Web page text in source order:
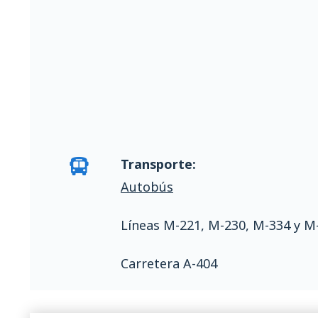
Transporte:
Autobús
Líneas M-221, M-230, M-334 y
Carretera A-404